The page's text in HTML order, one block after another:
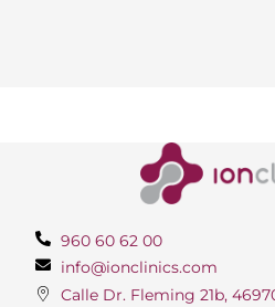
960 60 62 00
info@ionclinics.com
Calle Dr. Fleming 21b,